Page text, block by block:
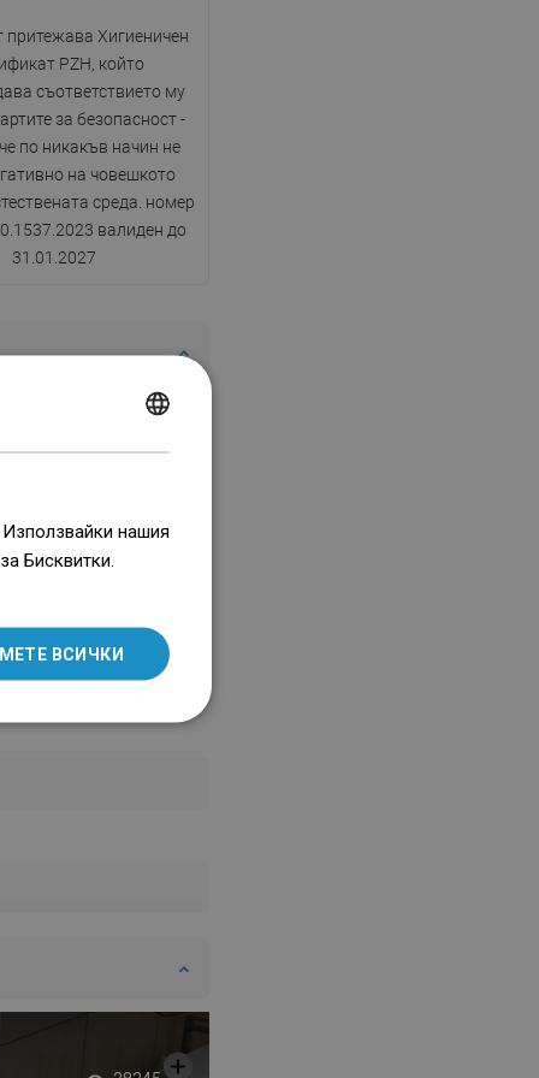
притежава Хигиеничен
PZH, който
съответствието му
за безопасност -
по никакъв начин не
на човешкото
среда. номер
валиден до
31.01.2027
LITHUANIAN
ROMANIAN
нашия
Бисквитки.
ВСИЧКИ